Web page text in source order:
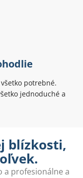
potrebné.
jednoduché a
blízkosti,
a profesionálne a